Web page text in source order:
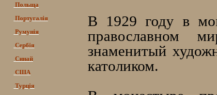
Польща
Португалія
Румунія
Сербія
Синай
США
Турція
В 1929 году в
православном
знаменитый
католиком.